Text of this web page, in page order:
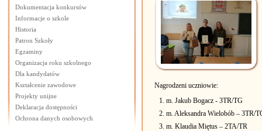
Dokumentacja konkursów
Informacje o szkole
Historia
Patron Szkoły
Egzaminy
Organizacja roku szkolnego
Dla kandydatów
Kształcenie zawodowe
Projekty unijne
Deklaracja dostępności
Ochrona danych osobowych
Nagrodzeni uczniowie:
m. Jakub Bogacz - 3TR/TG
m. Aleksandra Wielobób – 3TR/
m. Klaudia Miętus – 2TA/TR